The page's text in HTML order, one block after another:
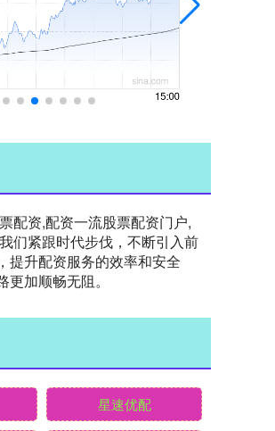
配资,配资一流股票配资门户,
们紧跟时代步伐，不断引入前
提升配资服务的效率和安全
加顺畅无阻。
星速优配